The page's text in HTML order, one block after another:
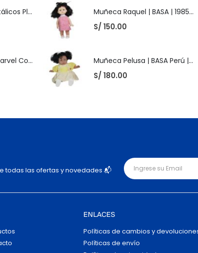
Juego de Yases Metálicos Plomos 6 Unidades + Pelota de Goma (En Bolsita Lista para Regalar)
Album Pepsi Card Marvel Completo
Muñeca Raquel | BASA | 1985 | Vintage
S/ 150.00
Muñeca Pelusa | BASA Perú | Años 80 | Original
S/ 180.00
todas las ofertas y novedades 📬
ENLACES
Políticas de cambios y
Políticas de envío